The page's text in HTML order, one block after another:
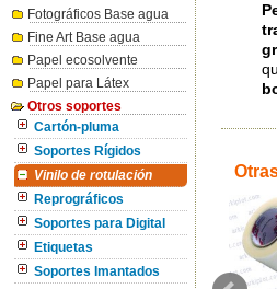
Fotográficos Base agua
Fine Art Base agua
Papel ecosolvente
Papel para Látex
Otros soportes
Cartón-pluma
Soportes Rígidos
Vinilo de rotulación
Reprográficos
Soportes para Digital
Etiquetas
Soportes Imantados